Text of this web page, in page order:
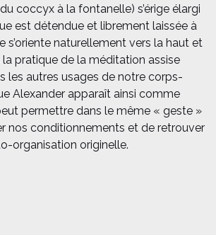
coccyx à la fontanelle) s’érige élargi
est détendue et librement laissée à
s’oriente naturellement vers la haut et
la pratique de la méditation assise
les autres usages de notre corps-
Alexander apparaît ainsi comme
permettre dans le même « geste »
nos conditionnements et de retrouver
organisation originelle.